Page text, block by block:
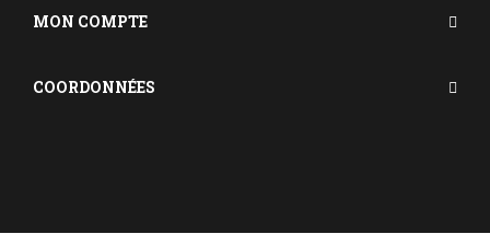
MON COMPTE
COORDONNÉES